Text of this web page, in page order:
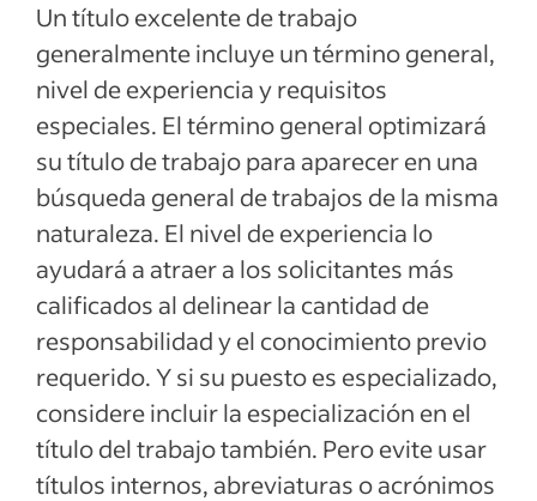
Un título excelente de trabajo
generalmente incluye un término general,
nivel de experiencia y requisitos
especiales. El término general optimizará
su título de trabajo para aparecer en una
búsqueda general de trabajos de la misma
naturaleza. El nivel de experiencia lo
ayudará a atraer a los solicitantes más
calificados al delinear la cantidad de
responsabilidad y el conocimiento previo
requerido. Y si su puesto es especializado,
considere incluir la especialización en el
título del trabajo también. Pero evite usar
títulos internos, abreviaturas o acrónimos